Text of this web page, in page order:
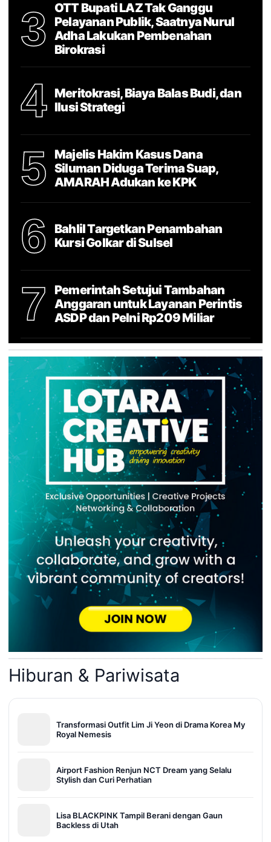
3
OTT Bupati LAZ Tak Ganggu
Pelayanan Publik, Saatnya Nurul
Adha Lakukan Pembenahan
Birokrasi
4
Meritokrasi, Biaya Balas Budi, dan
Ilusi Strategi
5
Majelis Hakim Kasus Dana
Siluman Diduga Terima Suap,
AMARAH Adukan ke KPK
6
Bahlil Targetkan Penambahan
Kursi Golkar di Sulsel
7
Pemerintah Setujui Tambahan
Anggaran untuk Layanan Perintis
ASDP dan Pelni Rp209 Miliar
Hiburan & Pariwisata
Transformasi Outfit Lim Ji Yeon di Drama Korea My
Royal Nemesis
Airport Fashion Renjun NCT Dream yang Selalu
Stylish dan Curi Perhatian
Lisa BLACKPINK Tampil Berani dengan Gaun
Backless di Utah